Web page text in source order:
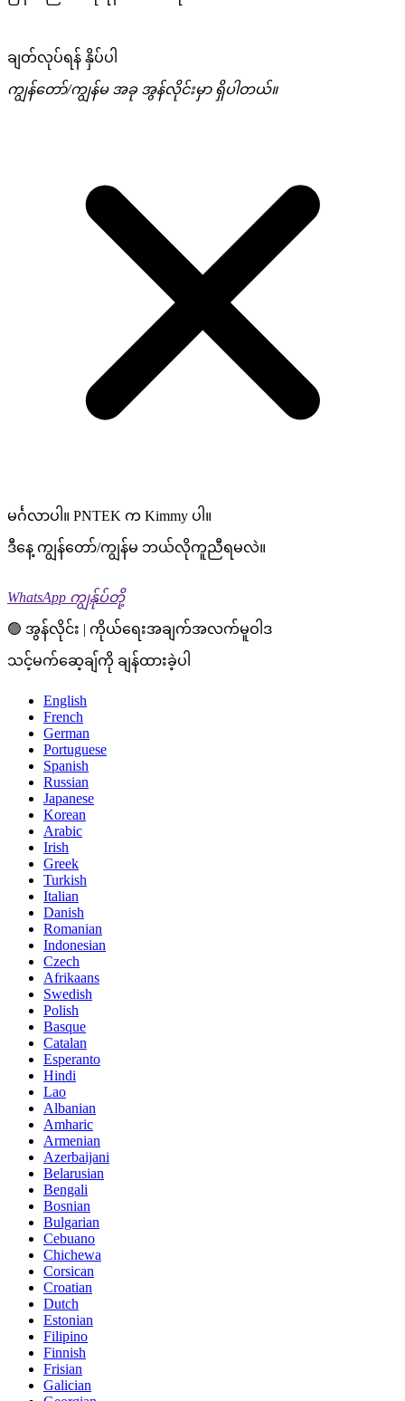
ချတ်လုပ်ရန် နှိပ်ပါ
ကျွန်တော်/ကျွန်မ အခု အွန်လိုင်းမှာ ရှိပါတယ်။
မင်္ဂလာပါ။ PNTEK က Kimmy ပါ။
ဒီနေ့ ကျွန်တော်/ကျွန်မ ဘယ်လိုကူညီရမလဲ။
WhatsApp ကျွန်ုပ်တို့
🟢 အွန်လိုင်း | ကိုယ်ရေးအချက်အလက်မူဝါဒ
သင့်မက်ဆေ့ချ်ကို ချန်ထားခဲ့ပါ
English
French
German
Portuguese
Spanish
Russian
Japanese
Korean
Arabic
Irish
Greek
Turkish
Italian
Danish
Romanian
Indonesian
Czech
Afrikaans
Swedish
Polish
Basque
Catalan
Esperanto
Hindi
Lao
Albanian
Amharic
Armenian
Azerbaijani
Belarusian
Bengali
Bosnian
Bulgarian
Cebuano
Chichewa
Corsican
Croatian
Dutch
Estonian
Filipino
Finnish
Frisian
Galician